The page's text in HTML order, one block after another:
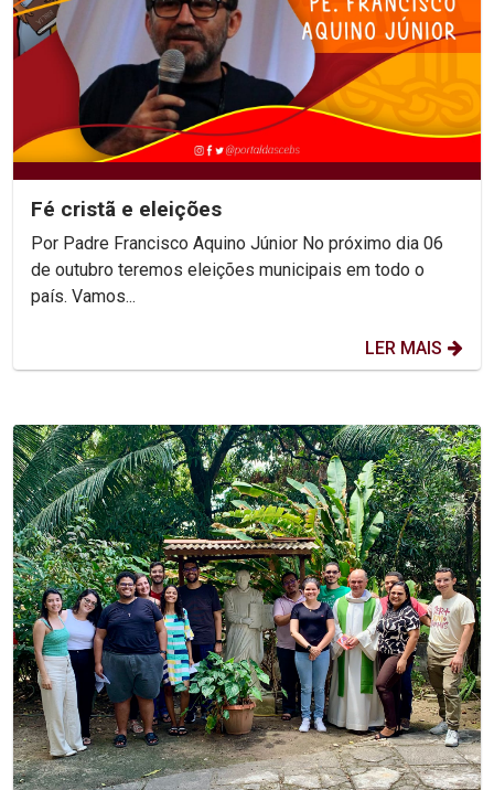
Fé cristã e eleições
Por Padre Francisco Aquino Júnior No próximo dia 06
de outubro teremos eleições municipais em todo o
país. Vamos...
LER MAIS